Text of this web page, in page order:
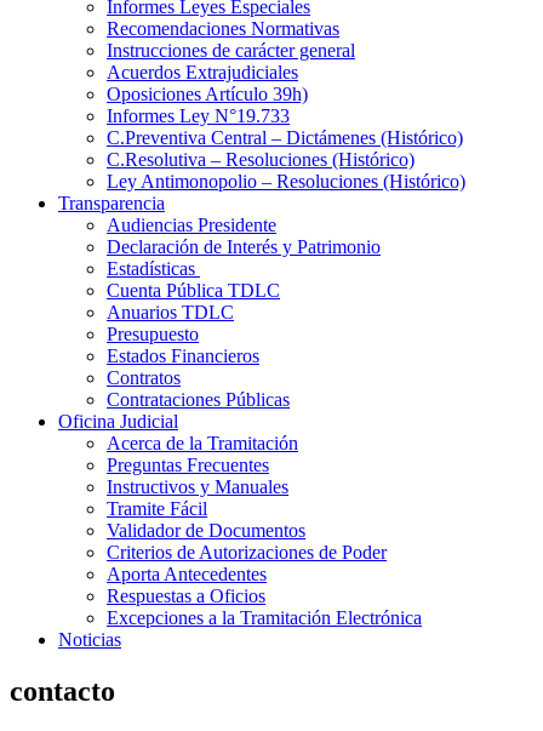
Informes Leyes Especiales
Recomendaciones Normativas
Instrucciones de carácter general
Acuerdos Extrajudiciales
Oposiciones Artículo 39h)
Informes Ley N°19.733
C.Preventiva Central – Dictámenes (Histórico)
C.Resolutiva – Resoluciones (Histórico)
Ley Antimonopolio – Resoluciones (Histórico)
Transparencia
Audiencias Presidente
Declaración de Interés y Patrimonio
Estadísticas
Cuenta Pública TDLC
Anuarios TDLC
Presupuesto
Estados Financieros
Contratos
Contrataciones Públicas
Oficina Judicial
Acerca de la Tramitación
Preguntas Frecuentes
Instructivos y Manuales
Tramite Fácil
Validador de Documentos
Criterios de Autorizaciones de Poder
Aporta Antecedentes
Respuestas a Oficios
Excepciones a la Tramitación Electrónica
Noticias
contacto